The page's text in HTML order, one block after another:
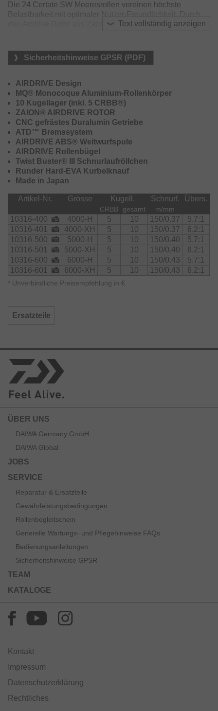
Text vollständig anzeigen
Die 24 Certate SW Meeresrollen vereinen höchste
Belastbarkeit mit optimaler Nutzer-Freundlichkeit. Durch
den Airdrive Rotor aus Zaion Material kann ein leichterer
Bügel sorgt für weniger Verwicklungen am neu gestaltetem
Bügelarm und erleichtert den Einsatz, insbesondere bei
Kontaktfläche der Achse mit dem Antriebsrad und sorgt für
einen seidenweichen Lauf. Das extra große, gefräste
Tough Digigear Getriebe besitzt extra große Zähne und
hält den dauerhaft hohen Belastungen der Meeresfischerei
problemlos Stand. Die MQ Konstruktion des Rollenkörpers
aus Aluminium sorgt für optimale Kraftübertragung und
Verwindungsfestigkeit. Durch die MagSealed Konstruktion
am Schnurlaufröllchen und der Achse wird das Eindringen
von Salzwasser und Schmutzpartikeln verhindert und
Korrosion im Inneren des Rollenkörpers stark reduziert.
Die ATD-Bremse mit Kohlefaserbremsscheiben hält auch
Kurbelknauf.
Bremsscheiben:
Die Größe 4000 ist mit 3 Kohlefaser-Bremsscheiben
ausgestattet. Die Größen 5000/6000 sind mit 5 Kohlefaser-
Bremsscheiben ausgestattet.
Sicherheitshinweise GPSR (PDF)
AIRDRIVE Design
MQ® Monocoque Aluminium-Rollenkörper
10 Kugellager (inkl. 5 CRBB®)
ZAION® AIRDRIVE ROTOR
CNC gefrästes Duralumin Getriebe
ATD™ Bremssystem
AIRDRIVE ABS® Weitwurfspule
AIRDRIVE Rollenbügel
Twist Buster® III Schnurlaufröllchen
Runder Hard-EVA Kurbelknauf
Made in Japan
Artikel-Nr. Grösse Kugell. Schnurf. Übers.
CRBB gesamt m/mm
10316-400 4000-H 5 10 150/0.37
5.7:1
10316-401
4000-XH 5 10 150/0.37
6.2:1
10316-500
5000-H 5 10 150/0.40
5.7:1
10316-501
5000-XH 5 10 150/0.40 6.2:1
10316-600
6000-H 5 10 150/0.43 5.7:1
10316-601
6000-XH 5 10 150/0.43 6.2:1
* Unverbindliche Preisempfehlung in €
Ersatzteile
ÜBER UNS
DAIWA Germany GmbH
DAIWA Global
JOBS
SERVICE
Reparatur & Ersatzteile
Gewährleistungsbedingungen
Rollenbegleitschein
Generelle Wartungs- und Pflegehinweise FAQs
Bedienungsanleitungen
Sicherheitshinweise GPSR
TEAM
KATALOGE
Kontakt
Impressum
Datenschutzerklärung
Rechtliches